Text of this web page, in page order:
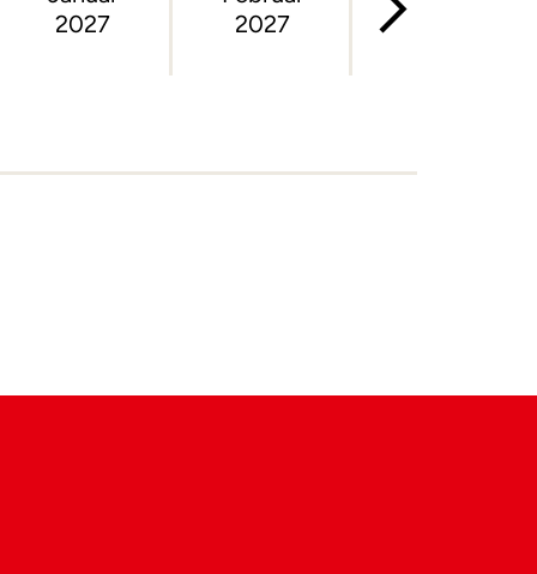
2027
2027